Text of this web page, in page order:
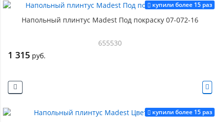
купили более 15 раз
Напольный плинтус Madest Под покраску 07-072-16
655530
1 315 руб.
купили более 15 раз